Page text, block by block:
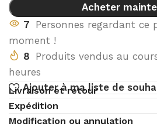
Acheter
7 Personnes regardant ce
moment !
8 Produits vendus au
heures
Ajouter à ma liste de
Livraison et retour
Expédition
Modification ou annulation